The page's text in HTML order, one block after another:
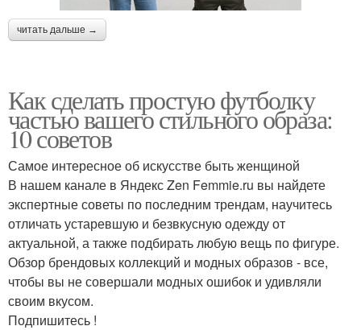
читать дальше →
Как сделать простую футболку
частью вашего стильного образа:
10 советов
Самое интересное об искусстве быть женщиной
В нашем канале в Яндекс Zen Femmie.ru вы найдете
экспертные советы по последним трендам, научитесь
отличать устаревшую и безвкусную одежду от
актуальной, а также подбирать любую вещь по фигуре.
Обзор брендовых коллекций и модных образов - все,
чтобы вы не совершали модных ошибок и удивляли
своим вкусом.
Подпишитесь !